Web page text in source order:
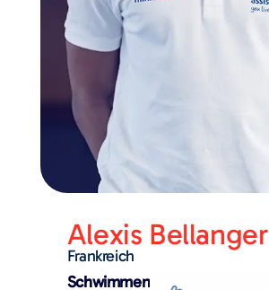
Alexis Bellanger
Frankreich
Schwimmen